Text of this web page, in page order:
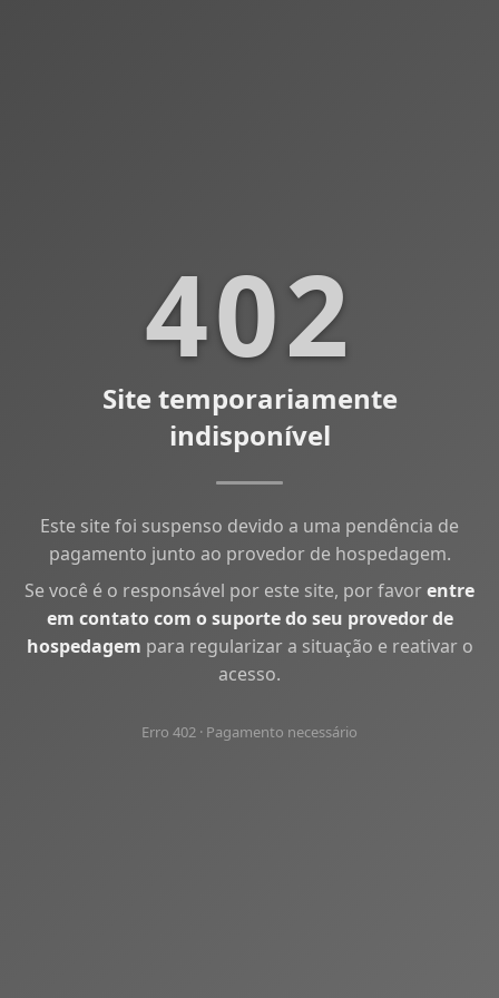
402
Site temporariamente
indisponível
Este site foi suspenso devido a uma pendência de
pagamento junto ao provedor de hospedagem.
Se você é o responsável por este site, por favorentre
em contato com o suporte do seu provedor de
hospedagem para regularizar a situação e reativar o
acesso.
Erro 402 · Pagamento necessário